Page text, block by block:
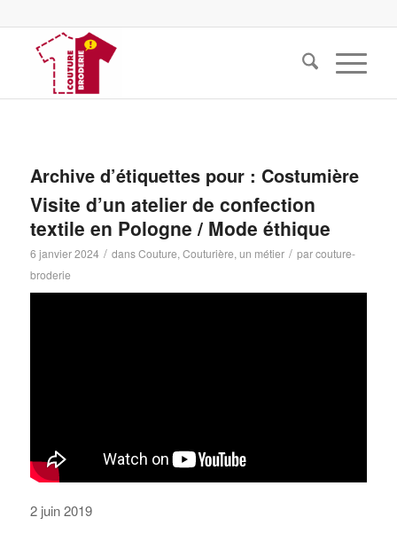
Archive d’étiquettes pour : Costumière
Visite d’un atelier de confection
textile en Pologne / Mode éthique
6 janvier 2024 / dansCouture, Couturière, un métier / parcouture-
broderie
2 juin 2019